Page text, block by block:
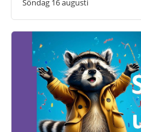
Söndag 16 augusti